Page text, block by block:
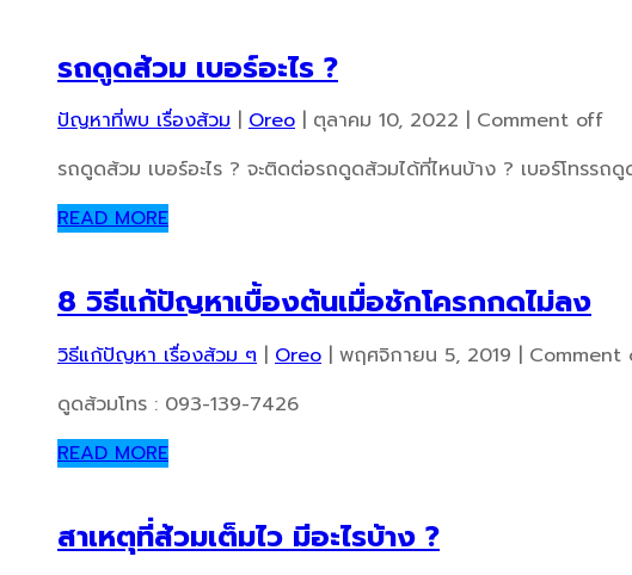
รถดูดส้วม เบอร์อะไร ?
ปัญหาที่พบ เรื่องส้วม Oreo ตุลาคม 10, 2022
Comment off
รถดูดส้วม เบอร์อะไร ? จะติดต่อรถดูดส้วมได้ที่ไหนบ้าง ? เบอร์โทรรถ
READ MORE
8 วิธีแก้ปัญหาเบื้องต้นเมื่อชักโครกกดไม่ลง
วิธีแก้ปัญหา เรื่องส้วม ๆ | Oreo | พฤศจิกายน 5, 2019 | Comment
ดูดส้วมโทร : 093-139-7426
READ MORE
สาเหตุที่ส้วมเต็มไว มีอะไรบ้าง ?